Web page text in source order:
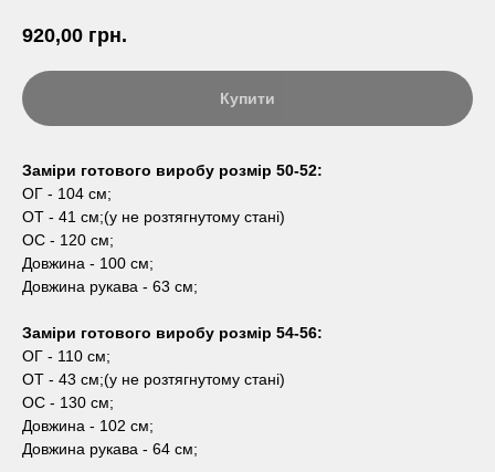
920,00 грн.
Купити
Заміри готового виробу розмір 50-52:
ОГ - 104 см;
ОТ - 41 см;(у не розтягнутому стані)
ОС - 120 см;
Довжина - 100 см;
Довжина рукава - 63 см;
Заміри готового виробу розмір 54-56:
ОГ - 110 см;
ОТ - 43 см;(у не розтягнутому стані)
ОС - 130 см;
Довжина - 102 см;
Довжина рукава - 64 см;